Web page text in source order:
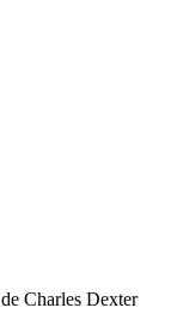
Charles Dexter